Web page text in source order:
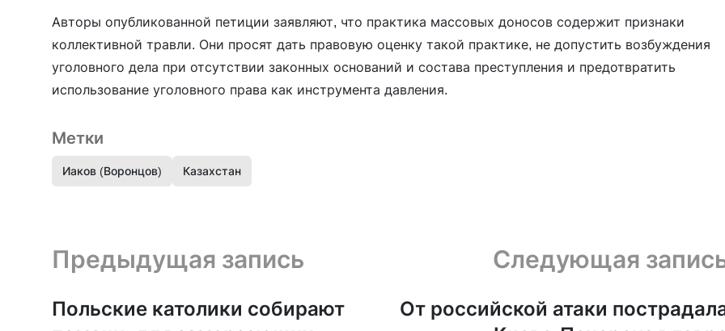
Авторы опубликованной петиции заявляют, что практика массовых доносов содержит признаки
коллективной травли. Они просят дать правовую оценку такой практике, не допустить возбуждения
уголовного дела при отсутствии законных оснований и состава преступления и предотвратить
использование уголовного права как инструмента давления.
Метки
Иаков (Воронцов) Казахстан
Предыдущая запись и следующая запись
Предыдущая запись
Польские католики собирают
Следующая
От российской атаки